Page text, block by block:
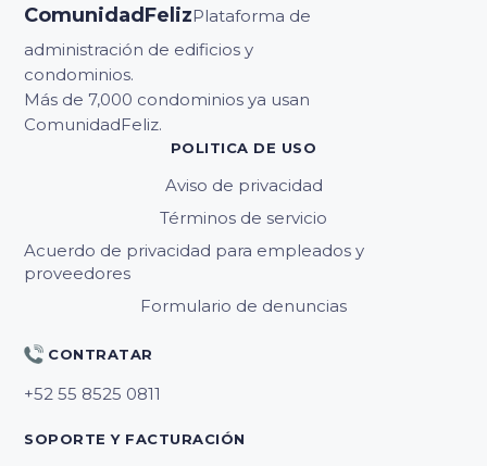
ComunidadFelizPlataforma de
administración de edificios y
condominios.
Más de 7,000 condominios ya usan
ComunidadFeliz.
POLITICA DE USO
Aviso de privacidad
Términos de servicio
Acuerdo de privacidad para empleados y
proveedores
Formulario de denuncias
CONTRATAR
SOPORTE Y FACTURACIÓN